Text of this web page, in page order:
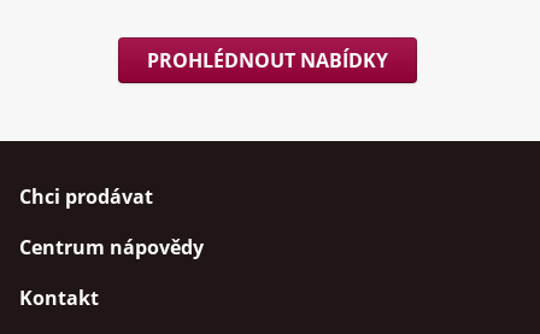
PROHLÉDNOUT NABÍDKY
Chci prodávat
Centrum nápovědy
Kontakt